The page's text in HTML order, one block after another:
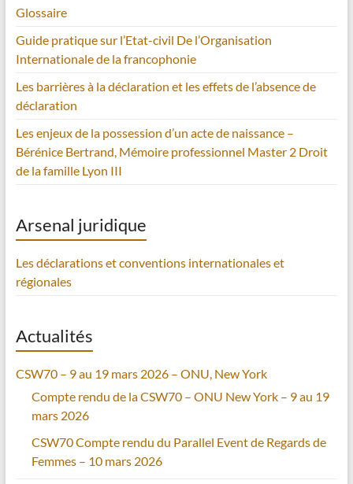
Glossaire
Guide pratique sur l’Etat-civil De l’Organisation
Internationale de la francophonie
Les barrières à la déclaration et les effets de l’absence de
déclaration
Les enjeux de la possession d’un acte de naissance –
Bérénice Bertrand, Mémoire professionnel Master 2 Droit
de la famille Lyon III
Arsenal juridique
Les déclarations et conventions internationales et
régionales
Actualités
CSW70 – 9 au 19 mars 2026 – ONU, New York
Compte rendu de la CSW70 – ONU New York – 9 au 19
mars 2026
CSW70 Compte rendu du Parallel Event de Regards de
Femmes – 10 mars 2026